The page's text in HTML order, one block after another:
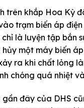
trên khắp Hoa Kỳ
trạm biến áp
là luyện tập bắn
một máy biến
ra khi chất lỏng
chóng quá nhiệt
đây của DHS